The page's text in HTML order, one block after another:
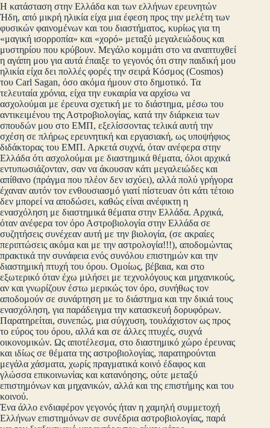
Η κατάσταση στην Ελλάδα και των ελλήνων ερευνητών
Ήδη, από μικρή ηλικία είχα μια έφεση προς την μελέτη των
φυσικών φαινομένων και του διαστήματος, κυρίως για τη
«μαγική ισορροπία» και «χορό» μεταξύ μεγαλειώδους και
μυστηρίου που κρύβουν. Μεγάλο κομμάτι στο να αναπτυχθεί
η αγάπη μου για αυτά έπαιξε το γεγονός ότι στην παιδική μου
ηλικία είχα δει πολλές φορές την σειρά Κόσμος (Cosmos)
του Carl Sagan, όσο ακόμα ήμουν στο δημοτικό. Τα
τελευταία χρόνια, είχα την ευκαιρία να αρχίσω να
ασχολούμαι με έρευνα σχετική με το διάστημα, μέσω του
αντικειμένου της Αστροβιολογίας, κατά την διάρκεια των
σπουδών μου στο ΕΜΠ, εξελίσσοντας τελικά αυτή την
σχέση σε πλήρως ερευνητική και εργασιακή, ως υποψήφιος
διδάκτορας του ΕΜΠ. Αρκετά συχνά, όταν ανέφερα στην
Ελλάδα ότι ασχολούμαι με διαστημικά θέματα, όλοι αρχικά
εντυπωσιάζονταν, σαν να άκουσαν κάτι μεγαλειώδες και
απίθανο (πράγμα που πλέον δεν ισχύει), αλλά πολύ γρήγορα
έχαναν αυτόν τον ενθουσιασμό γιατί πίστευαν ότι κάτι τέτοιο
δεν μπορεί να αποδώσει, καθώς είναι ανέφικτη η
ενασχόληση με διαστημικά θέματα στην Ελλάδα. Αρχικά,
όταν ανέφερα τον όρο Αστροβιολογία στην Ελλάδα σε
συζητήσεις συνέχεαν αυτή με την βιολογία, (σε ακραίες
περιπτώσεις ακόμα και με την αστρολογία!!!), αποδομώντας
πρακτικά την συνάφεια ενός συνόλου επιστημών και την
διαστημική πτυχή του όρου. Ομοίως, βέβαια, και στο
εξωτερικό όταν έχω μιλήσει με τεχνολόγους και μηχανικούς,
αν και γνωρίζουν έστω μερικώς τον όρο, συνήθως τον
αποδομούν σε συνάρτηση με το διάστημα και την δικιά τους
ενασχόληση, για παράδειγμα την κατασκευή δορυφόρων.
Παρατηρείται, συνεπώς, μια σύγχυση, τουλάχιστον ως προς
το εύρος του όρου, αλλά και σε άλλες πτυχές, συχνά
οικονομικών. Ως αποτέλεσμα, στο διαστημικό χώρο έρευνας
και ιδίως σε θέματα της αστροβιολογίας, παρατηρούνται
μεγάλα χάσματα, χωρίς πραγματικά κοινό έδαφος και
γλώσσα επικοινωνίας και κατανόησης, ούτε μεταξύ
επιστημόνων και μηχανικών, αλλά και της επιστήμης και του
κοινού.
Ένα άλλο ενδιαφέρον γεγονός ήταν η χαμηλή συμμετοχή
Ελλήνων επιστημόνων σε συνέδρια αστροβιολογίας, παρά